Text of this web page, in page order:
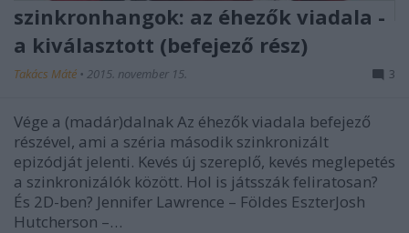
szinkronhangok: az éhezők viadala -
a kiválasztott (befejező rész)
Takács Máté • 2015. november 15. 3
Vége a (madár)dalnak Az éhezők viadala befejező
részével, ami a széria második szinkronizált
epizódját jelenti. Kevés új szereplő, kevés meglepetés
a szinkronizálók között. Hol is játsszák feliratosan?
És 2D-ben? Jennifer Lawrence – Földes EszterJosh
Hutcherson –…